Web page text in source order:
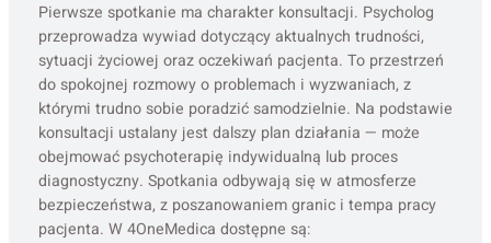
Pierwsze spotkanie ma charakter konsultacji. Psycholog
przeprowadza wywiad dotyczący aktualnych trudności,
sytuacji życiowej oraz oczekiwań pacjenta. To przestrzeń
do spokojnej rozmowy o problemach i wyzwaniach, z
którymi trudno sobie poradzić samodzielnie. Na podstawie
konsultacji ustalany jest dalszy plan działania — może
obejmować psychoterapię indywidualną lub proces
diagnostyczny. Spotkania odbywają się w atmosferze
bezpieczeństwa, z poszanowaniem granic i tempa pracy
pacjenta. W 4OneMedica dostępne są: